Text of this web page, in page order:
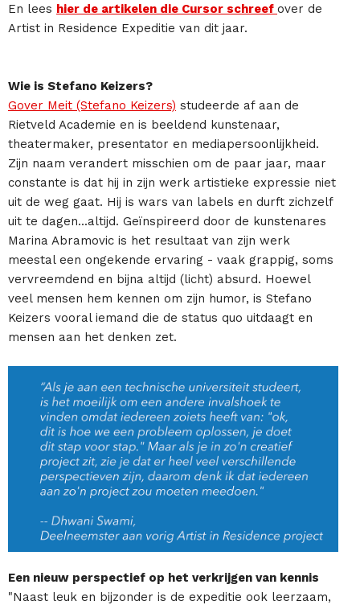
En lees hier de artikelen die Cursor schreef over de
Artist in Residence Expeditie van dit jaar.
Wie is Stefano Keizers?
Gover Meit (Stefano Keizers) studeerde af aan de
Rietveld Academie en is beeldend kunstenaar,
theatermaker, presentator en mediapersoonlijkheid.
Zijn naam verandert misschien om de paar jaar, maar
constante is dat hij in zijn werk artistieke expressie niet
uit de weg gaat. Hij is wars van labels en durft zichzelf
uit te dagen...altijd. Geïnspireerd door de kunstenares
Marina Abramovic is het resultaat van zijn werk
meestal een ongekende ervaring - vaak grappig, soms
vervreemdend en bijna altijd (licht) absurd. Hoewel
veel mensen hem kennen om zijn humor, is Stefano
Keizers vooral iemand die de status quo uitdaagt en
mensen aan het denken zet.
Een nieuw perspectief op het verkrijgen van kennis
"Naast leuk en bijzonder is de expeditie ook leerzaam,